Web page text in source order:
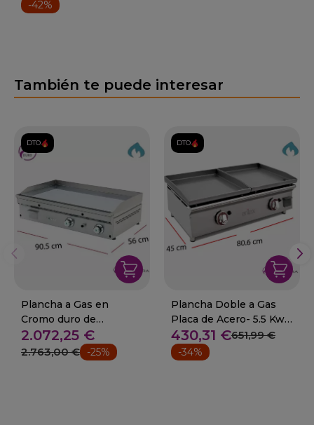
-42%
También te puede interesar
DTO.
Plancha a Gas en
Cromo duro de
20mm14.6 Kw. 28-FC-
90
2.072,25 €
2.763,00 € -25%
DTO.
Plancha Doble a Gas
Placa de Acero- 5.5 Kw.
-6mm.
430,31 €651,99 €
-34%